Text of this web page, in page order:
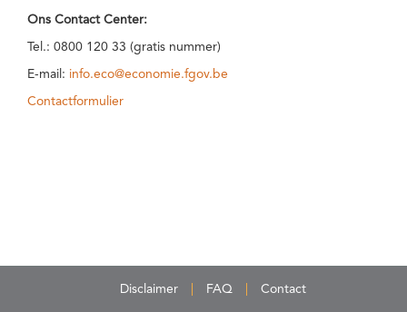
Ons Contact Center:
Tel.: 0800 120 33 (gratis nummer)
E-mail: info.eco@economie.fgov.be
Contactformulier
Disclaimer FAQ Contact